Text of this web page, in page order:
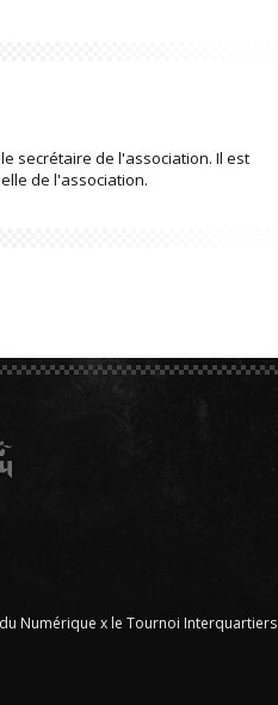
secrétaire de l'association. Il est
de l'association.
Numérique x le Tournoi Interquartiers